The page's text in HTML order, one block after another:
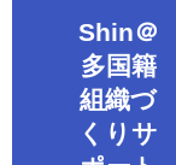
Shin＠
多国籍
組織づ
くりサ